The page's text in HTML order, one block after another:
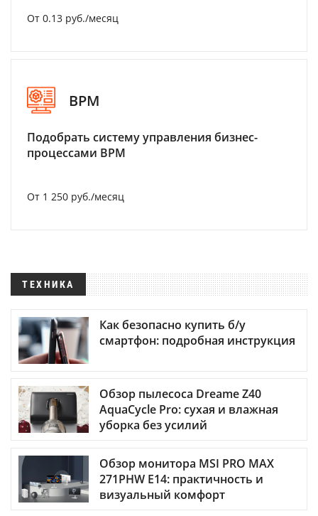
От 0.13 руб./месяц
BPM
Подобрать систему управления бизнес-
процессами BPM
От 1 250 руб./месяц
ТЕХНИКА
Как безопасно купить б/у
смартфон: подробная инструкция
Обзор пылесоса Dreame Z40
AquaCycle Pro: сухая и влажная
уборка без усилий
Обзор монитора MSI PRO MAX
271PHW E14: практичность и
визуальный комфорт